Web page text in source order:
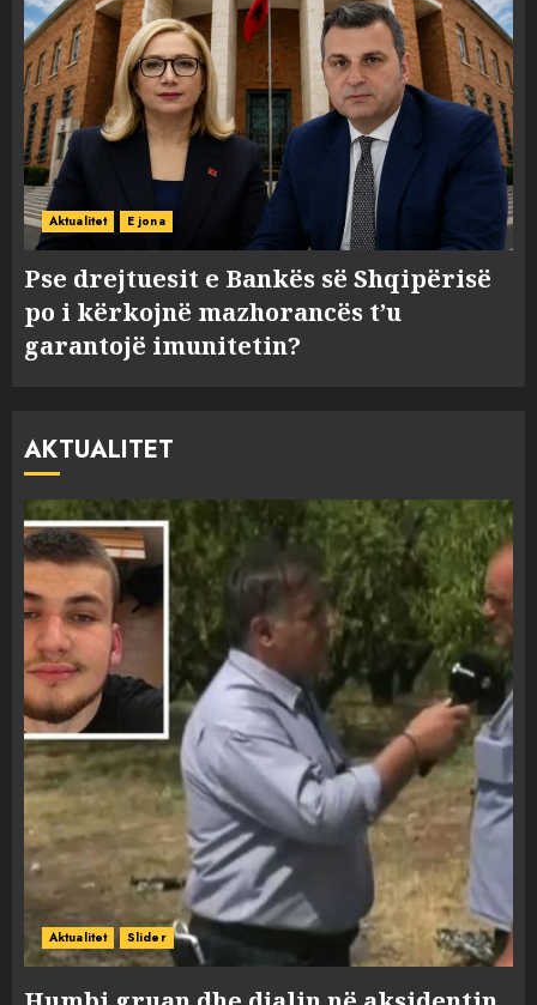
Aktualitet E jona
Pse drejtuesit e Bankës së Shqipërisë
po i kërkojnë mazhorancës t’u
garantojë imunitetin?
AKTUALITET
Aktualitet Slider